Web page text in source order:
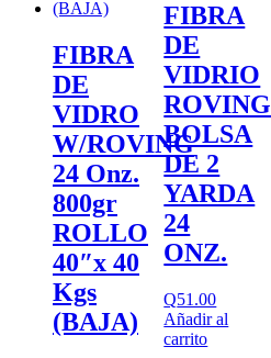
FIBRA
DE
VIDRO
W/ROVING
24 Onz.
800gr
ROLLO
40″x 40
Kgs
(BAJA)
FIBRA
DE
VIDRIO
ROVING
BOLSA
DE 2
YARDA
24
ONZ.
Q51.00
Añadir al
carrito